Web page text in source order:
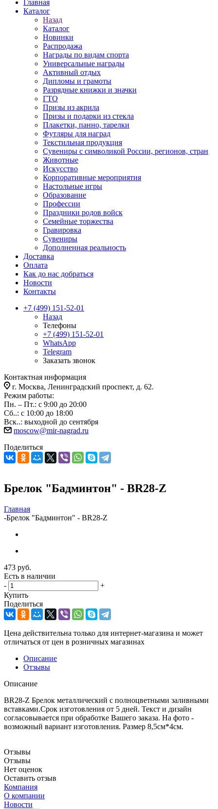
Главная
Каталог
Назад
Каталог
Новинки
Распродажа
Награды по видам спорта
Универсальные награды
Активный отдых
Дипломы и грамоты
Разрядные книжки и значки
ГТО
Призы из акрила
Призы и подарки из стекла
Плакетки, панно, тарелки
Футляры для наград
Текстильная продукция
Сувениры с символикой России, регионов, стран
Животные
Искусство
Корпоративные мероприятия
Настольные игры
Образование
Профессии
Праздники родов войск
Семейные торжества
Гравировка
Сувениры
Дополненная реальность
Доставка
Оплата
Как до нас добраться
Новости
Контакты
+7 (499) 151-52-01
Назад
Телефоны
+7 (499) 151-52-01
WhatsApp
Telegram
Заказать звонок
Контактная информация
г. Москва, Ленинградский проспект, д. 62.
Режим работы:
Пн. – Пт.: с 9:00 до 20:00
Сб..: с 10:00 до 18:00
Вск..: выходной до сентября
moscow@mir-nagrad.ru
Поделиться
Брелок "Бадминтон" - BR28-Z
Главная
-Брелок "Бадминтон" - BR28-Z
473 руб.
Есть в наличии
-
+
Купить
Поделиться
Цена действительна только для интернет-магазина и может
отличаться от цен в розничных магазинах
Описание
Отзывы
Описание
BR28-Z Брелок металлический с полноцветными заливными
вставками.Срок изготовления от 5 дней. Текст и дизайн
согласовывается при обработке Вашего заказа. На фото -
возможный вариант изготовления. Размер 8,5см*4см.
Отзывы
Отзывы
Нет оценок
Оставить отзыв
Компания
О компании
Новости